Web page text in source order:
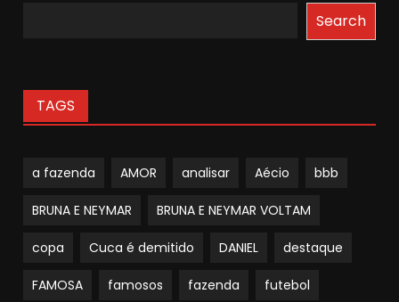
Search
TAGS
a fazenda AMOR analisar Aécio bbb
BRUNA E NEYMAR BRUNA E NEYMAR VOLTAM
copa Cuca é demitido DANIEL destaque
FAMOSA famosos fazenda futebol